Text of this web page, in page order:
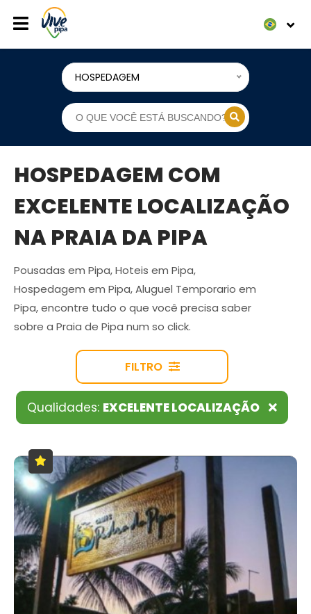
HOSPEDAGEM
HOSPEDAGEM COM
EXCELENTE LOCALIZAÇÃO
NA PRAIA DA PIPA
Pousadas em Pipa, Hoteis em Pipa,
Hospedagem em Pipa, Aluguel Temporario em
Pipa, encontre tudo o que você precisa saber
sobre a Praia de Pipa num so click.
FILTRO
Qualidades: EXCELENTE LOCALIZAÇÃO